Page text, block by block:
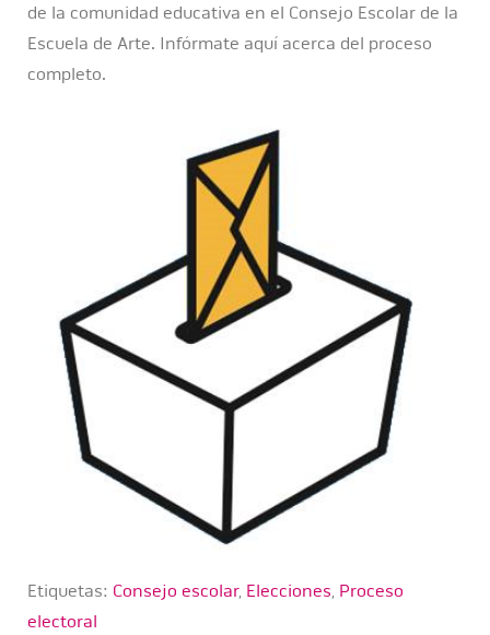
de la comunidad educativa en el Consejo Escolar de la
Escuela de Arte. Infórmate aquí acerca del proceso
completo.
Etiquetas: Consejo escolar, Elecciones, Proceso
electoral